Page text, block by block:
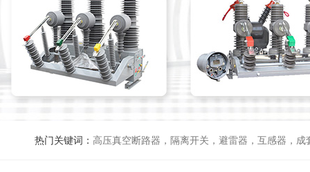
热门关键词： 高压真空断路器，隔离开关，避雷器，互感器，成